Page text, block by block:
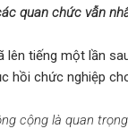
quan chức vẫn
tiếng một lần
hồi chức nghiệp
cộng là quan